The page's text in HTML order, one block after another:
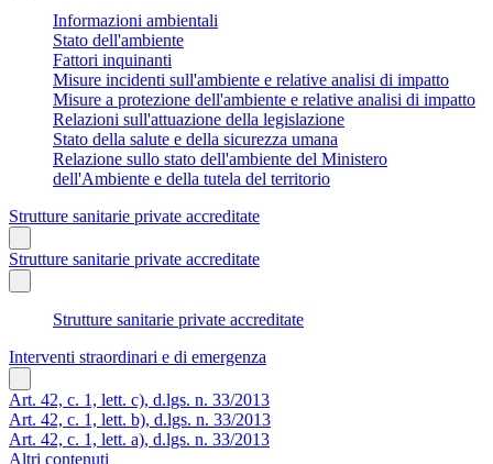
Informazioni ambientali
Stato dell'ambiente
Fattori inquinanti
Misure incidenti sull'ambiente e relative analisi di impatto
Misure a protezione dell'ambiente e relative analisi di impatto
Relazioni sull'attuazione della legislazione
Stato della salute e della sicurezza umana
Relazione sullo stato dell'ambiente del Ministero
dell'Ambiente e della tutela del territorio
Strutture sanitarie private accreditate
Strutture sanitarie private accreditate
Strutture sanitarie private accreditate
Interventi straordinari e di emergenza
Art. 42, c. 1, lett. c), d.lgs. n. 33/2013
Art. 42, c. 1, lett. b), d.lgs. n. 33/2013
Art. 42, c. 1, lett. a), d.lgs. n. 33/2013
Altri contenuti